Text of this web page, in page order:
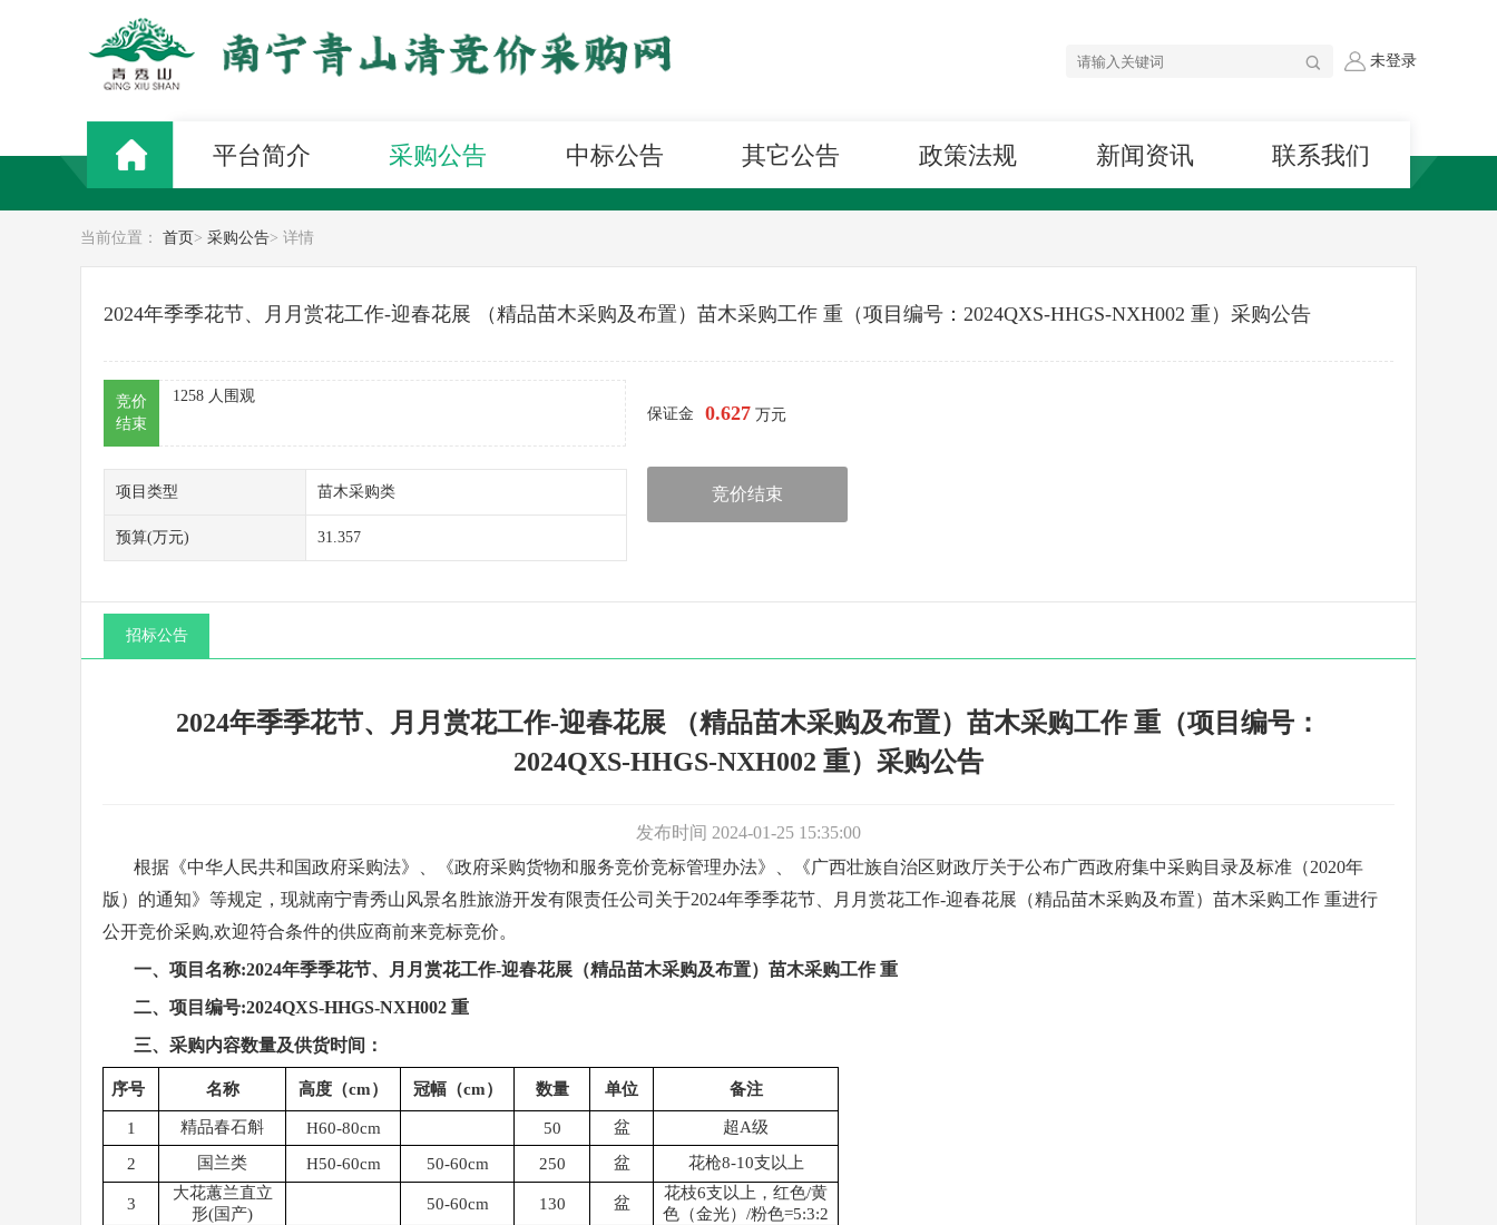
未登录
平台简介 采购公告 中标公告 其它公告 政策法规 新闻资讯 联系我们
当前位置： 首页> 采购公告> 详情
2024年季季花节、月月赏花工作-迎春花展 （精品苗木采购及布置）苗木采购工作 重（项目编号：2024QXS-HHGS-NXH002 重）采购公告
竞价
结束
1258 人围观
保证金
0.627 万元
竞价结束
项目类型 苗木采购类
预算(万元) 31.357
招标公告
2024年季季花节、月月赏花工作-迎春花展 （精品苗木采购及布置）苗木采购工作 重（项目编号：
2024QXS-HHGS-NXH002 重）采购公告
发布时间 2024-01-25 15:35:00
根据《中华人民共和国政府采购法》、《政府采购货物和服务竞价竞标管理办法》 《广西壮族自治区财政厅关于公布广西政府集中采购目录及标准（2020年
版 ）的通知》 等规定，现就南宁青秀山风景名胜旅游开发有限责任公司 关于2024年季季花节、月月赏花工作-迎春花展（精品苗木采购及布置）苗木采购工作 重进行
公开竞价采购,欢迎符合条件的供应商前来竞标竞价。
一、 项目名称:2024年季季花节、月月赏花工作-迎春花展（精品苗木采购及布置）苗木采购工作 重
二、 项目编号:2024QXS-HHGS-NXH002 重
三、 采购内容数量及供货时间：
序号 名称 高度（cm） 冠幅（cm） 数量 单位 备注
1 精品春石斛 H60-80cm 50 盆 超A级
2 国兰类 H50-60cm 50-60cm 250 盆 花枪8-10支以上
3
大花蕙兰直立
形(国产)
50-60cm 130 盆
花枝6支以上，红色/黄
色（金光）/粉色=5:3:2